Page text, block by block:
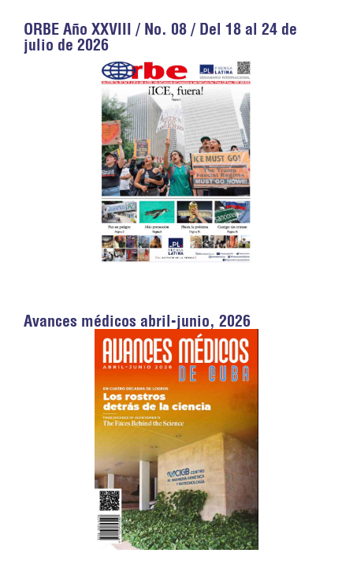
ORBE Año XXVIII / No. 08 / Del 18 al 24 de
julio de 2026
Avances médicos abril-junio, 2026